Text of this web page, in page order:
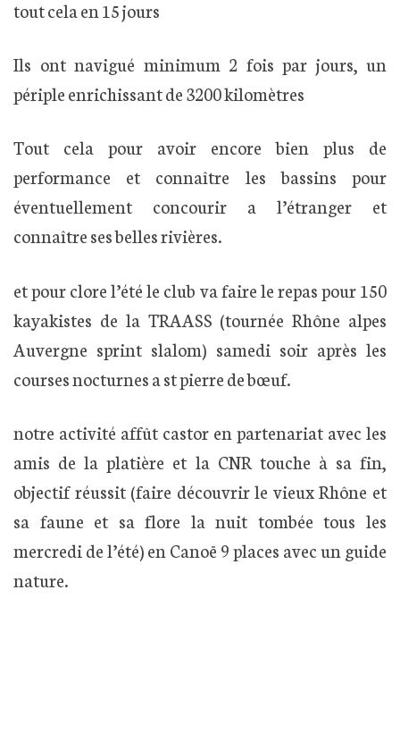
tout cela en 15 jours
Ils ont navigué minimum 2 fois par jours, un
périple enrichissant de 3200 kilomètres
Tout cela pour avoir encore bien plus de
performance et connaître les bassins pour
éventuellement concourir a l’étranger et
connaître ses belles rivières.
et pour clore l’été le club va faire le repas pour 150
kayakistes de la TRAASS (tournée Rhône alpes
Auvergne sprint slalom) samedi soir après les
courses nocturnes a st pierre de bœuf.
notre activité affût castor en partenariat avec les
amis de la platière et la CNR touche à sa fin,
objectif réussit (faire découvrir le vieux Rhône et
sa faune et sa flore la nuit tombée tous les
mercredi de l’été) en Canoë 9 places avec un guide
nature.